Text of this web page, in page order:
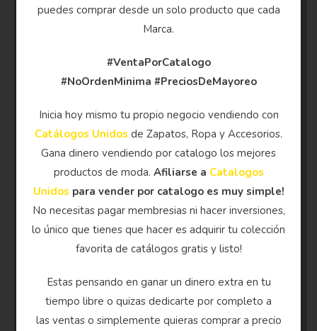
puedes comprar desde un solo producto que cada
Marca.
#VentaPorCatalogo
#NoOrdenMinima #PreciosDeMayoreo
Inicia hoy mismo tu propio negocio vendiendo con
Catálogos Unidos de Zapatos, Ropa y Accesorios.
Gana dinero vendiendo por catalogo los mejores
productos de moda. Afiliarse a Catalogos
Unidos para vender por catalogo es muy simple!
No necesitas pagar membresias ni hacer inversiones,
lo único que tienes que hacer es adquirir tu colección
favorita de catálogos gratis y listo!
Estas pensando en ganar un dinero extra en tu
tiempo libre o quizas dedicarte por completo a
las ventas o simplemente quieras comprar a precio